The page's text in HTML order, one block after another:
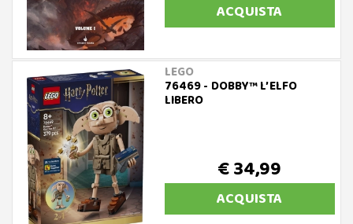
ACQUISTA
LEGO
76469 - DOBBY™ L’ELFO
LIBERO
€ 34,99
ACQUISTA